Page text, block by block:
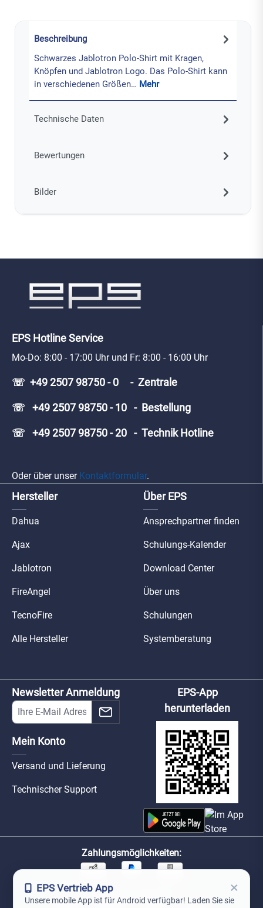
Beschreibung
Schwarzes Jablotron Polo-Shirt mit Kragen,
Knöpfen und Jablotron Logo. Das Polo-Shirt kann
in verschiedenen Größen… Mehr
Technische Daten
Bewertungen
Bilder
EPS Hotline Service
Mo-Do: 8:00 - 17:00 Uhr und Fr: 8:00 - 16:00 Uhr
☏ +49 2507 98750 - 0 - Zentrale
☏ +49 2507 98750 - 10 - Bestellung
☏ +49 2507 98750 - 20 - Technik Hotline
Oder über unser Kontaktformular.
Hersteller
Dahua
Ajax
Jablotron
FireAngel
TecnoFire
Alle Hersteller
Über EPS
Ansprechpartner finden
Schulungs-Kalender
Download Center
Über uns
Schulungen
Systemberatung
Newsletter Anmeldung
Mein Konto
Versand und Lieferung
Technischer Support
EPS-App
herunterladen
Zahlungsmöglichkeiten:
Unsere Versandpartner:
EPS Vertrieb App ×
Unsere mobile App ist für Android verfügbar! Laden Sie sie